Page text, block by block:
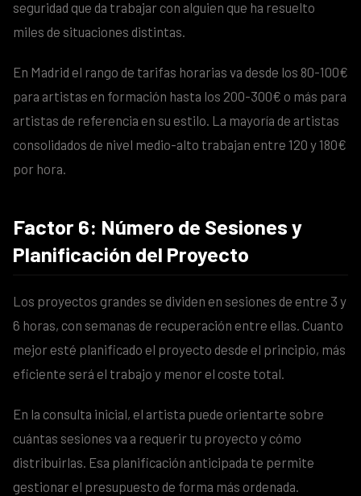
seguridad que da trabajar con alguien que ha resuelto
miles de situaciones distintas.
En Madrid el rango de tarifas horarias va desde los 80-100€
para artistas en formación hasta los 200-300€ o más para
artistas de referencia en su estilo. La mayoría de artistas
consolidados de nivel medio-alto trabajan entre 120 y 180€
por hora.
Factor 6: Número de Sesiones y
Planificación del Proyecto
Los proyectos grandes se dividen en sesiones de entre 3 y
6 horas, con semanas de recuperación entre ellas. Cuanto
mejor esté planificado el proyecto desde el principio, más
eficiente será el trabajo y menor el coste total.
En la consulta inicial, el artista puede orientarte sobre
cuántas sesiones va a requerir tu proyecto y cómo
distribuirlas. Esa planificación anticipada te permite
gestionar el presupuesto de forma más ordenada.